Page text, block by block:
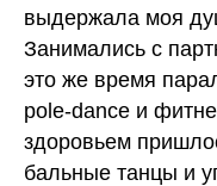
выдержала моя
Занимались с
это же время
pole-dance и
здоровьем
бальные танцы и